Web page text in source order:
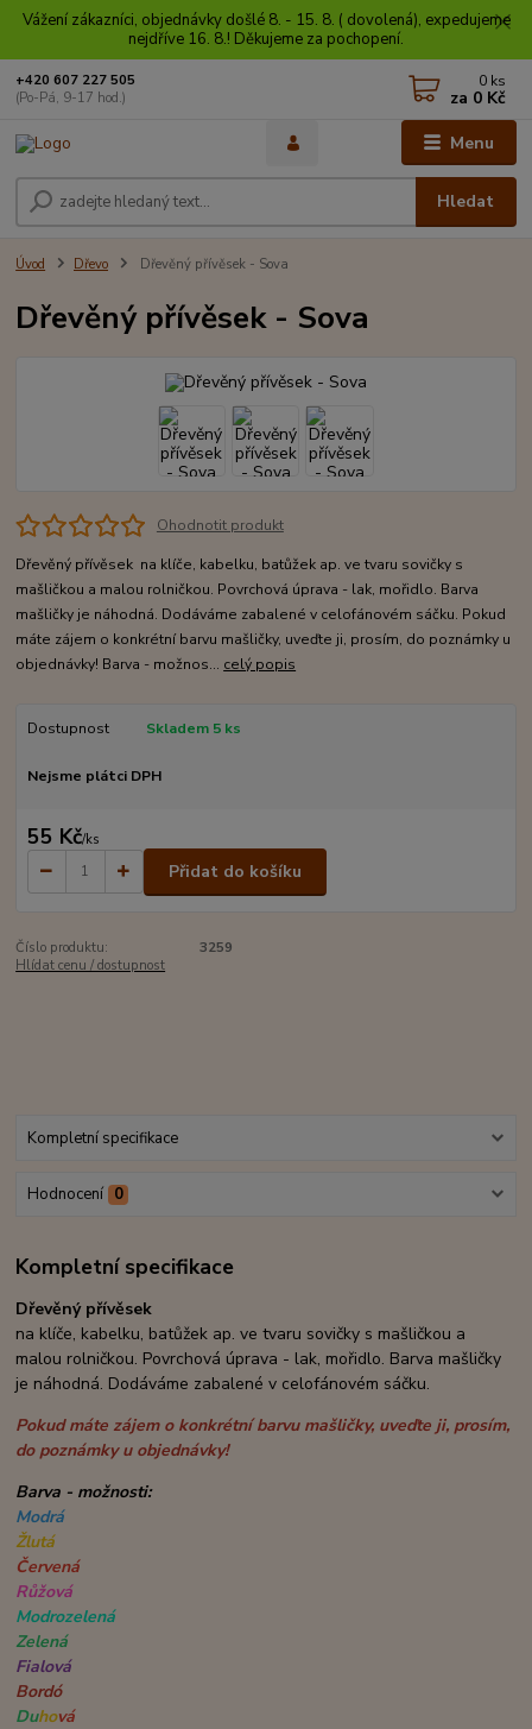
Vážení zákazníci, objednávky došlé 8. - 15. 8. ( dovolená), expedujeme
nejdříve 16. 8.! Děkujeme za pochopení.
Menu
Hledat
+420 607 227 505
(Po-Pá, 9-17 hod.)
0 ks
za 0 Kč
Úvod Dřevo Dřevěný přívěsek - Sova
Dřevěný přívěsek - Sova
Ohodnotit produkt
Dřevěný přívěsek na klíče, kabelku, batůžek ap. ve tvaru sovičky s
mašličkou a malou rolničkou. Povrchová úprava - lak, mořidlo. Barva
mašličky je náhodná. Dodáváme zabalené v celofánovém sáčku. Pokud
máte zájem o konkrétní barvu mašličky, uveďte ji, prosím, do poznámky u
objednávky! Barva - možnos... celý popis
Dostupnost Skladem 5 ks
Nejsme plátci DPH
55 Kč/ks
Přidat do košíku
Číslo produktu:
3259
Hlídat cenu / dostupnost
Kompletní specifikace
Hodnocení 0
Kompletní specifikace
Dřevěný přívěsek
na klíče, kabelku, batůžek ap. ve tvaru sovičky s mašličkou a
malou rolničkou. Povrchová úprava - lak, mořidlo. Barva mašličky
je náhodná. Dodáváme zabalené v celofánovém sáčku.
Pokud máte zájem o konkrétní barvu mašličky, uveďte ji, prosím,
do poznámky u objednávky!
Barva - možnosti:
Modrá
Žlutá
Červená
Růžová
Modrozelená
Zelená
Fialová
Bordó
Duhová